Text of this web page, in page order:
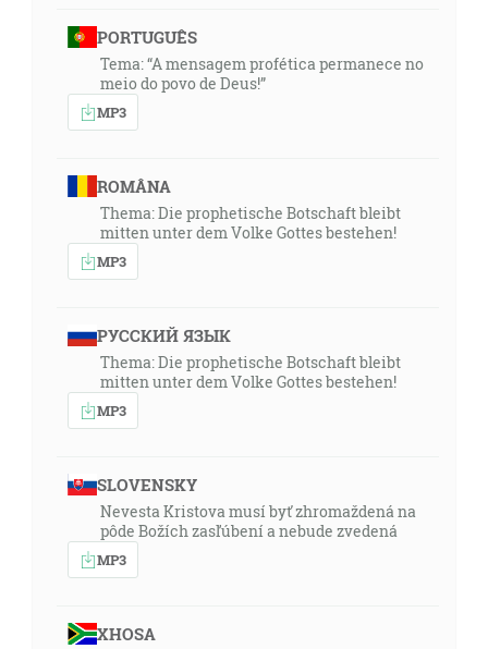
PORTUGUÊS
Tema: “A mensagem profética permanece no
meio do povo de Deus!”
MP3
ROMÂNA
Thema: Die prophetische Botschaft bleibt
mitten unter dem Volke Gottes bestehen!
MP3
РУССКИЙ ЯЗЫК
Thema: Die prophetische Botschaft bleibt
mitten unter dem Volke Gottes bestehen!
MP3
SLOVENSKY
Nevesta Kristova musí byť zhromaždená na
pôde Božích zasľúbení a nebude zvedená
MP3
XHOSA